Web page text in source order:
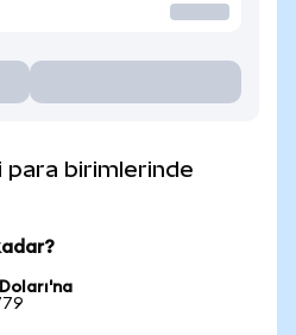
para birimlerinde